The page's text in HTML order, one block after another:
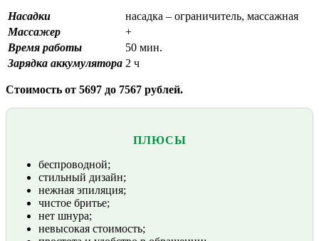
Насадки
насадка – ограничитель, массажная
Массажер
+
Время работы
50 мин.
Зарядка аккумулятора 2 ч
Стоимость от 5697 до 7567 рублей.
ПЛЮСЫ
беспроводной;
стильный дизайн;
нежная эпиляция;
чистое бритье;
нет шнура;
невысокая стоимость;